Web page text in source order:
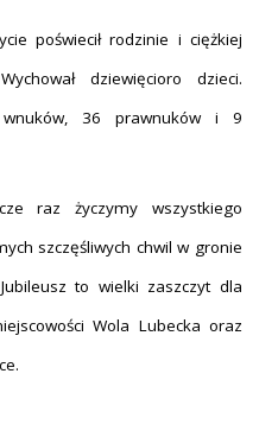
poświecił rodzinie i ciężkiej
dziewięcioro dzieci.
36 prawnuków i 9
raz życzymy wszystkiego
szczęśliwych chwil w gronie
to wielki zaszczyt dla
Wola Lubecka oraz